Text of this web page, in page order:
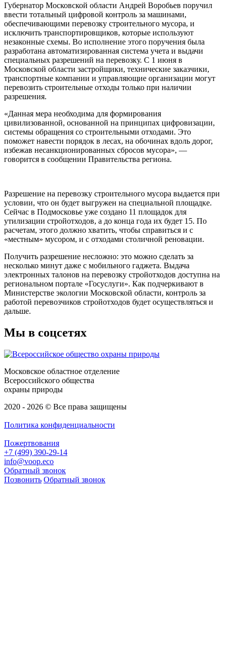
Губернатор Московской области Андрей Воробьев поручил
ввести тотальный цифровой контроль за машинами,
обеспечивающими перевозку строительного мусора, и
исключить транспортировщиков, которые используют
незаконные схемы. Во исполнение этого поручения была
разработана автоматизированная система учета и выдачи
специальных разрешений на перевозку. С 1 июня в
Московской области застройщики, технические заказчики,
транспортные компании и управляющие организации могут
перевозить строительные отходы только при наличии
разрешения.
«Данная мера необходима для формирования
цивилизованной, основанной на принципах цифровизации,
системы обращения со строительными отходами. Это
поможет навести порядок в лесах, на обочинах вдоль дорог,
избежав несанкционированных сбросов мусора», —
говорится в сообщении Правительства региона.
Разрешение на перевозку строительного мусора выдается при
условии, что он будет выгружен на специальной площадке.
Сейчас в Подмосковье уже создано 11 площадок для
утилизации стройотходов, а до конца года их будет 15. По
расчетам, этого должно хватить, чтобы справиться и с
«местным» мусором, и с отходами столичной реновации.
Получить разрешение несложно: это можно сделать за
несколько минут даже с мобильного гаджета. Выдача
электронных талонов на перевозку стройотходов доступна на
региональном портале «Госуслуги». Как подчеркивают в
Министерстве экологии Московской области, контроль за
работой перевозчиков стройотходов будет осуществляться и
дальше.
Мы в соцсетях
Московское областное отделение
Всероссийского общества
охраны природы
2020 - 2026 © Все права защищены
Политика конфиденциальности
Пожертвования
+7 (499) 390-29-14
info@voop.eco
Обратный звонок
Позвонить Обратный звонок